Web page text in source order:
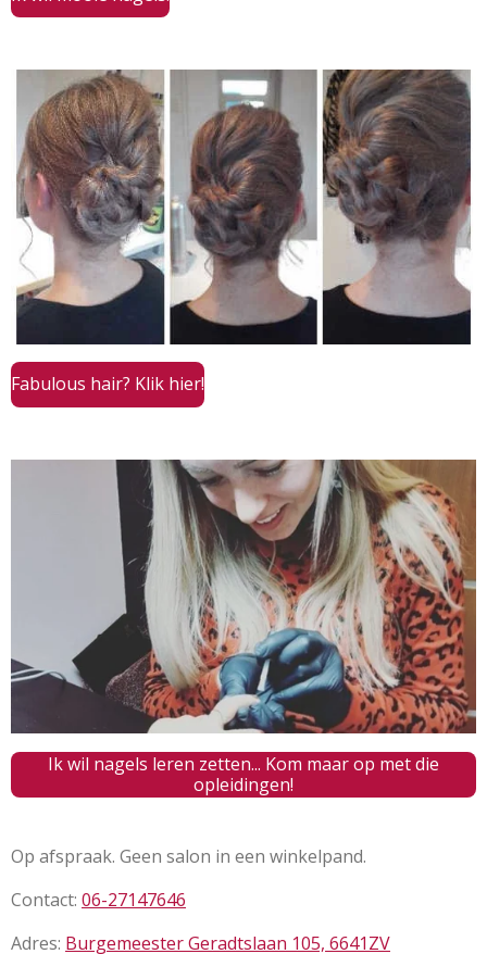
Fabulous hair? Klik hier!
Ik wil nagels leren zetten... Kom maar op met die
opleidingen!
Op afspraak. Geen salon in een winkelpand.
Contact: 06-27147646
Adres: Burgemeester Geradtslaan 105, 6641ZV